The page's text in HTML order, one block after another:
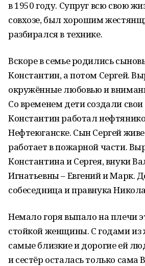
в 1950 году. Супруг всю свою
совхозе, был хорошим
разбирался в технике.
Вскоре в семье родились
Константин, а потом Сергей.
окружённые любовью и
Со временем дети создали свои
Константин работал
Нефтеюганске. Сын Сергей
работает в пожарной части.
Константина и Сергея, внуки
Игнатьевны – Евгений и Марк.
собеседница и правнука
Немало горя выпало на плечи
стойкой женщины. С годами из
самые близкие и дорогие ей
и сестёр осталась только сама